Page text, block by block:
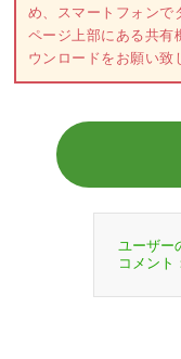
め、スマートフォンで
ページ上部にある共有
ウンロードをお願い致
ユーザー
コメント